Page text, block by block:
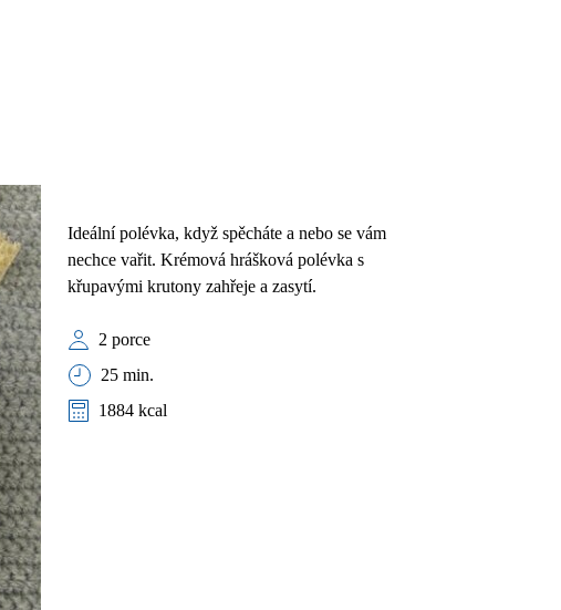
Ideální polévka, když spěcháte a nebo se vám
nechce vařit. Krémová hrášková polévka s
křupavými krutony zahřeje a zasytí.
2 porce
25 min.
1884 kcal